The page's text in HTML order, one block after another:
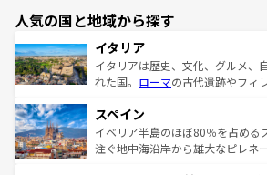
人気の国と地域から探す
イタリア
イタリアは歴史、文化、グルメ、
れた国。 ローマの古代遺跡やフィ
ろん、トスカーナの美しい田園風
景など、自然景観も見逃せない。
ピザやパスタなど、絶品のイタリ
スペイン
イベリア半島のほぼ80％を占める
注ぐ地中海沿岸から雄大なピレネ